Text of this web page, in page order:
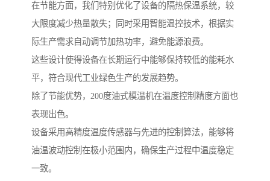
在节能方面，我们特别优化了设备的隔热保温系统，较
大限度减少热量散失；同时采用智能温控技术，根据实
际生产需求自动调节加热功率，避免能源浪费。
这些设计使得设备在长期运行中能够保持较低的能耗水
平，符合现代工业绿色生产的发展趋势。
除了节能优势，200度油式模温机在温度控制精度方面也
表现出色。
设备采用高精度温度传感器与先进的控制算法，能够将
油温波动控制在极小范围内，确保生产过程中温度稳定
一致。